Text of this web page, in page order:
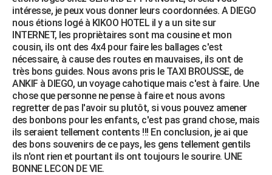
intéresse, je peux vous donner leurs coordonnées. A DIEGO
nous étions logé à KIKOO HOTEL il y a un site sur
INTERNET, les propriètaires sont ma cousine et mon
cousin, ils ont des 4x4 pour faire les ballages c'est
nécessaire, à cause des routes en mauvaises, ils ont de
très bons guides. Nous avons pris le TAXI BROUSSE, de
ANKIF à DIEGO, un voyage cahotique mais c'est à faire. Une
chose que personne ne pense à faire et nous avons
regretter de pas l'avoir su plutôt, si vous pouvez amener
des bonbons pour les enfants, c'est pas grand chose, mais
ils seraient tellement contents !!! En conclusion, je ai que
des bons souvenirs de ce pays, les gens tellement gentils
ils n'ont rien et pourtant ils ont toujours le sourire. UNE
BONNE LECON DE VIE.